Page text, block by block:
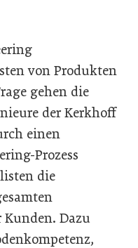
von Produkten
gehen die
der Kerkhoff
einen
Prozess
die
Dazu